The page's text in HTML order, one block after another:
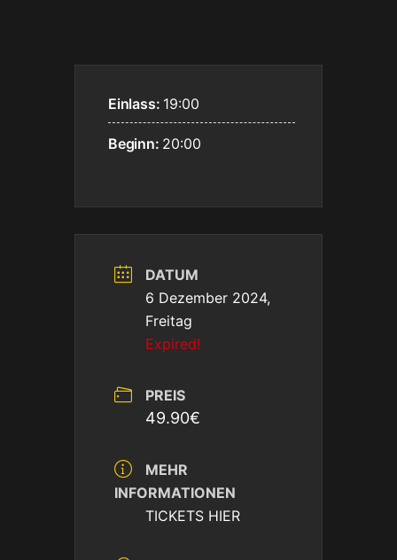
Einlass: 19:00
Beginn: 20:00
DATUM
6 Dezember 2024,
Freitag
Expired!
PREIS
49.90€
MEHR
INFORMATIONEN
TICKETS HIER